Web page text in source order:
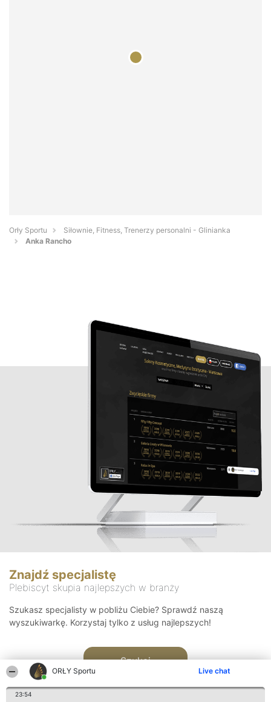
ORŁY Sportu Live chat
23:54
Orły Sportu
Siłownie, Fitness, Trenerzy personalni - Glinianka
Anka Rancho
Znajdź specjalistę
Plebiscyt skupia najlepszych w branży
Szukasz specjalisty w pobliżu Ciebie? Sprawdź naszą
wyszukiwarkę. Korzystaj tylko z usług najlepszych!
Szukaj